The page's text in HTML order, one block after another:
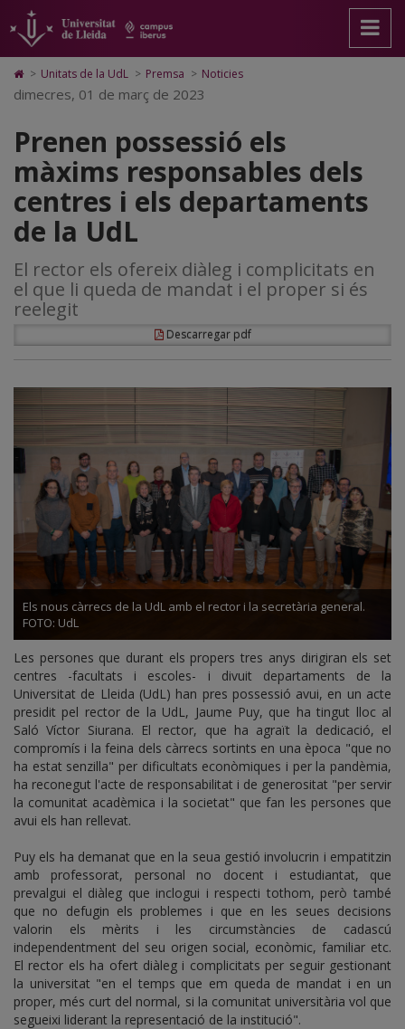
Prenen
possessió
els
màxims
responsables
dels
centres
els
departaments
de
la
UdL
pàgina
principal.
Universitat
Lleida
contingut
principal
Mapa
Web.
Universitat
Cerca
Accessibilitat.
Universitat
Lleida
Icono
de
Home
ir
a
la
página
de
inicio
> Unitats de la UdL > Premsa > Noticies
dimecres, 01 de març de 2023
Prenen possessió els
màxims responsables dels
centres i els departaments
de la UdL
El rector els ofereix diàleg i complicitats en
el que li queda de mandat i el proper si és
reelegit
Descarregar pdf
Els nous càrrecs de la UdL amb el rector i la secretària general.
FOTO: UdL
Les persones que durant els propers tres anys dirigiran els set
centres -facultats i escoles- i divuit departaments de la
Universitat de Lleida (UdL) han pres possessió avui, en un acte
presidit pel rector de la UdL, Jaume Puy, que ha tingut lloc al
Saló Víctor Siurana. El rector, que ha agraït la dedicació, el
compromís i la feina dels càrrecs sortints en una època "que no
ha estat senzilla" per dificultats econòmiques i per la pandèmia,
ha reconegut l'acte de responsabilitat i de generositat "per servir
la comunitat acadèmica i la societat" que fan les persones que
avui els han rellevat.
Puy els ha demanat que en la seua gestió involucrin i empatitzin
amb professorat, personal no docent i estudiantat, que
prevalgui el diàleg que inclogui i respecti tothom, però també
que no defugin els problemes i que en les seues decisions
valorin els mèrits i les circumstàncies de cadascú
independentment del seu origen social, econòmic, familiar etc.
El rector els ha ofert diàleg i complicitats per seguir gestionant
la universitat "en el temps que em queda de mandat i en un
proper, més curt del normal, si la comunitat universitària vol que
segueixi liderant la representació de la institució".